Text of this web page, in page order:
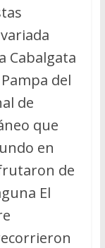
Cabalgata
del
de
que
en
de
El